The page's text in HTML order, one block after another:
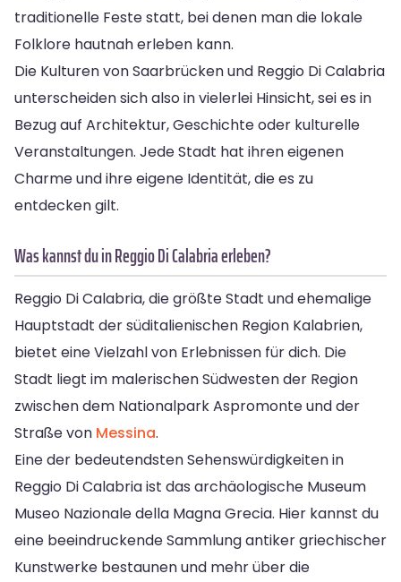
traditionelle Feste statt, bei denen man die lokale
Folklore hautnah erleben kann.
Die Kulturen von Saarbrücken und Reggio Di Calabria
unterscheiden sich also in vielerlei Hinsicht, sei es in
Bezug auf Architektur, Geschichte oder kulturelle
Veranstaltungen. Jede Stadt hat ihren eigenen
Charme und ihre eigene Identität, die es zu
entdecken gilt.
Was kannst du in Reggio Di Calabria erleben?
Reggio Di Calabria, die größte Stadt und ehemalige
Hauptstadt der süditalienischen Region Kalabrien,
bietet eine Vielzahl von Erlebnissen für dich. Die
Stadt liegt im malerischen Südwesten der Region
zwischen dem Nationalpark Aspromonte und der
Straße von Messina.
Eine der bedeutendsten Sehenswürdigkeiten in
Reggio Di Calabria ist das archäologische Museum
Museo Nazionale della Magna Grecia. Hier kannst du
eine beeindruckende Sammlung antiker griechischer
Kunstwerke bestaunen und mehr über die